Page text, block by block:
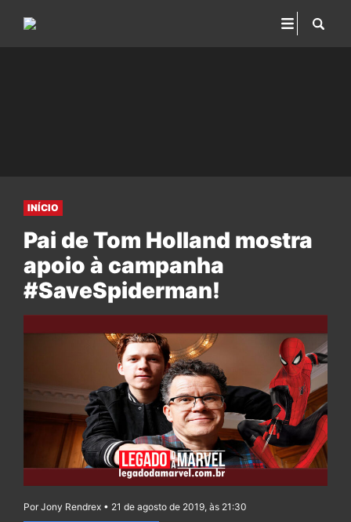
INÍCIO
Pai de Tom Holland mostra
apoio à campanha
#SaveSpiderman!
Por Jony Rendrex • 21 de agosto de 2019, às 21:30